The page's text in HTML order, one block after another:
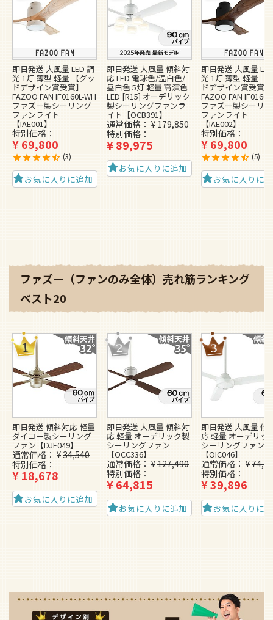
即日発送 大風量 LED 調
光 1灯 薄型 軽量 【グッ
ドデザイン賞受賞】
FAZOO FAN IF0160L-WH
ファズー製シーリング
ファンライト
【IAE001】
特別価格
¥69,800
3
お気に入りに追加
即日発送 大風量 傾斜対
応 LED 電球色/温白色/
昼白色 5灯 軽量 高演色
LED [R15] オーデリック
製シーリングファンラ
イト【OCB391】
通常価格 ¥179,850
特別価格
¥89,975
お気に入りに追加
即日発送 大風量
光 1灯 薄型 軽量 【
ドデザイン賞受賞】
FAZOO FAN
ファズー製シーリ
ファンライト
【IAE002】
特別価格
¥69,800
5
お気に入りに
ファズー（ファンのみ全体）売れ筋ランキング
ベスト20
即日発送 傾斜対応 軽量
ダイコー製シーリング
ファン【DJE049】
通常価格 ¥34,540
特別価格
¥18,678
お気に入りに追加
即日発送 大風量 傾斜対
応 軽量 オーデリック製
シーリングファン
【OCC336】
通常価格 ¥127,490
特別価格
¥64,815
お気に入りに追加
即日発送 大風量 傾
応 軽量 オーデリッ
シーリングファン
【OIC046】
通常価格 ¥
特別価格
¥39,896
お気に入りに